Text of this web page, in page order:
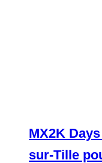
MX2K
sur-Tille